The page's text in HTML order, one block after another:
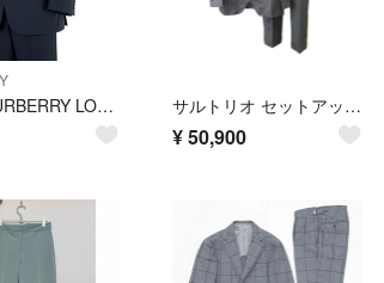
35a30 BURBERRY LONDON バーバリーロンドン スーツセットアップ テーラードジャケット スラックス 42サイズ ダークネイビー メンズ 男性用o07t サルトリオ セットアップ スーツ フォーマル 46 グレー シングルブレスト
¥50,900